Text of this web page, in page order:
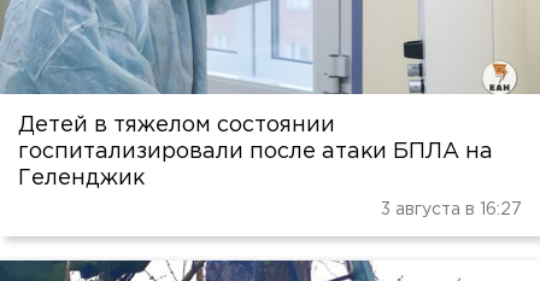
Детей в тяжелом состоянии
госпитализировали после атаки БПЛА на
Геленджик
3 августа в 16:27